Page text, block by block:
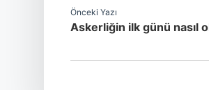
Önceki Yazı
Askerliğin ilk günü nasıl